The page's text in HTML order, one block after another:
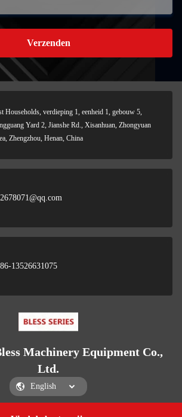
Verzenden
Households, verdieping 1, eenheid 1, gebouw 5,
Yard 2, Jianshe Rd., Xisanhuan, Zhongyuan
Zhengzhou, Henan, China
13526631075
Machinery Equipment Co.,
Ltd.